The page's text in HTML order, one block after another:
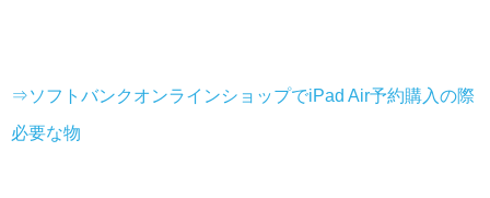
⇒ソフトバンクオンラインショップでiPad Air予約購入の際
必要な物